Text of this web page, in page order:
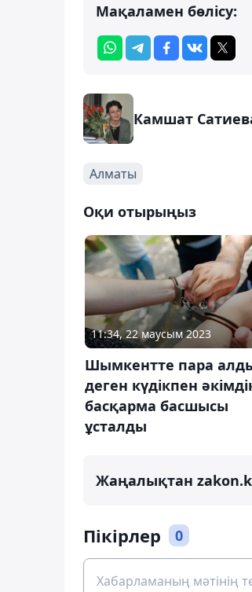
Мақаламен бөлісу:
Камшат
Алматы
Оқи отырыңыз
11:34, 22 маусым 2023
Шымкентте пара
деген күдікпен
басқарма басшысы
ұсталды
Жаңалықтан
Пікірлер 0